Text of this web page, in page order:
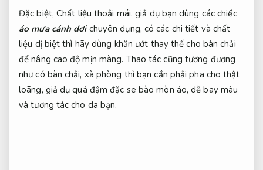
Đặc biệt, Chất liệu thoải mái. giả dụ bạn dùng các chiếc
áo mưa cánh dơichuyên dụng, có các chi tiết và chất
liệu dị biệt thì hãy dùng khăn ướt thay thế cho bàn chải
để nâng cao độ mịn màng. Thao tác cũng tương đương
như có bàn chải, xà phòng thì bạn cần phải pha cho thật
loãng, giả dụ quá đậm đặc se bào mòn áo, dễ bay màu
và tương tác cho da bạn.